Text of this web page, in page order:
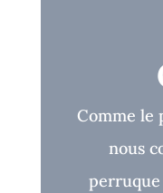
Comme le
nous